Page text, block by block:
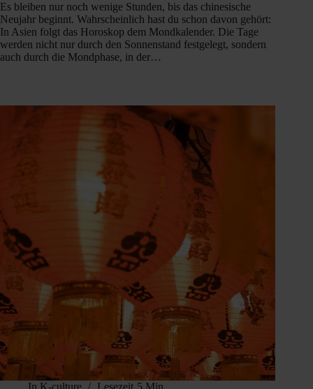
Es bleiben nur noch wenige Stunden, bis das chinesische
Neujahr beginnt. Wahrscheinlich hast du schon davon gehört:
In Asien folgt das Horoskop dem Mondkalender. Die Tage
werden nicht nur durch den Sonnenstand festgelegt, sondern
auch durch die Mondphase, in der…